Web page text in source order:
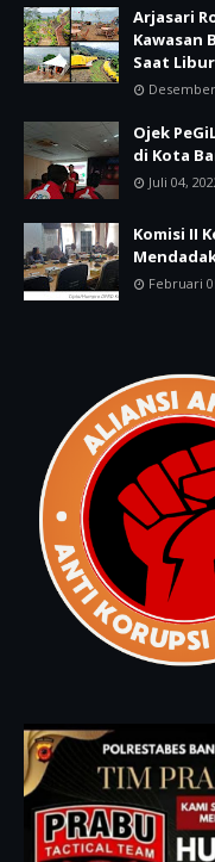
Arjasari
Kawasan
Saat
Ojek
di Kota
Juli 04,
Komisi II
Februari